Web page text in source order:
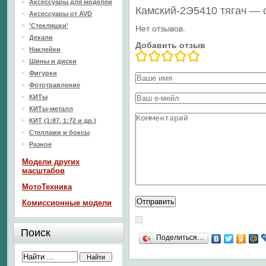
Камский-2Э5410 тягач —
Нет отзывов.
Добавить отзыв
Поделиться…
Аксессуары для моделей
Аксессуары от AVD
'Стекляшки'
Декали
Наклейки
Шины и диски
Фигурки
Фототравление
КИТы
КИТы-металл
КИТ (1:87, 1:72 и др.)
Стеллажи и боксы
Разное
Модели других
масштабов
МотоТехника
Комиссионные модели
Поиск